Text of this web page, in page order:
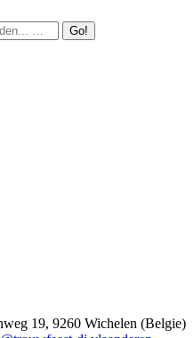
19, 9260 Wichelen (Belgie)